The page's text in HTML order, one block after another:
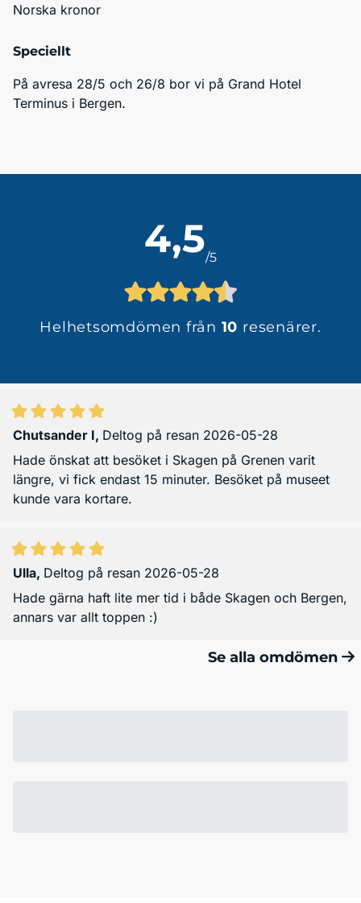
Norska kronor
Speciellt
På avresa 28/5 och 26/8 bor vi på Grand Hotel
Terminus i Bergen.
4,5/5
Helhetsomdömen från 10 resenärer.
Chutsander I, Deltog på resan 2026-05-28
Hade önskat att besöket i Skagen på Grenen varit
längre, vi fick endast 15 minuter. Besöket på museet
kunde vara kortare.
Ulla, Deltog på resan 2026-05-28
Hade gärna haft lite mer tid i både Skagen och Bergen,
annars var allt toppen :)
Se alla omdömen